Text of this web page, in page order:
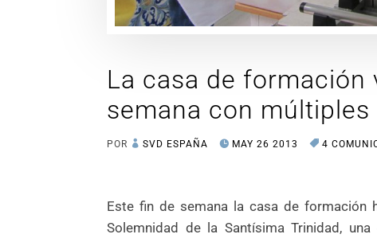
La casa de formación
semana con
POR SVD ESPAÑA MAY 26 2013 4
Este fin de semana la casa de formación
Solemnidad de la Santísima Trinidad,